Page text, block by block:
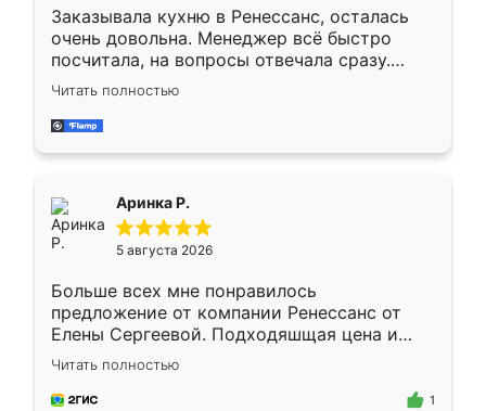
Заказывала кухню в Ренессанс, осталась
очень довольна. Менеджер всё быстро
посчитала, на вопросы отвечала сразу.
Замерщик приехал в субботу, подошёл к
делу со всей ответственностью. Собрали
за день, ребята работали аккуратно, даже
Читать полностью
Аринка Р.
5 августа 2026
Больше всех мне понравилось
предложение от компании Ренессанс от
Елены Сергеевой. Подходяшщая цена и
короткие сроки изготовления. Приехавший
для замера сотрудник Владислав
предложил по моему эскизу самый
Читать полностью
1